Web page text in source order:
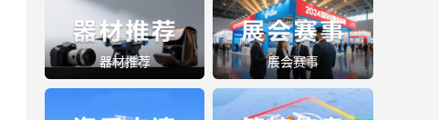
器材推荐 展会赛事